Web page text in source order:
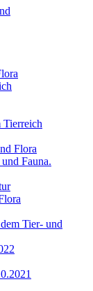
Tierreich
Flora
Fauna.
Tier- und